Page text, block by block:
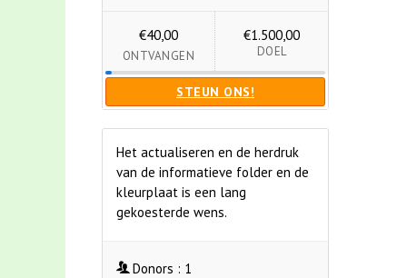
€40,00
ONTVANGEN
€1.500,00
DOEL
STEUN ONS!
Het actualiseren en de herdruk
van de informatieve folder en de
kleurplaat is een lang
gekoesterde wens.
Donors : 1